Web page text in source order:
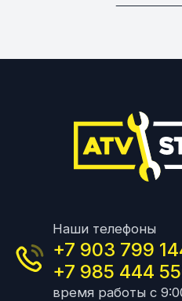
Наши телефоны
+7 903 799
+7 985 444
время работы с